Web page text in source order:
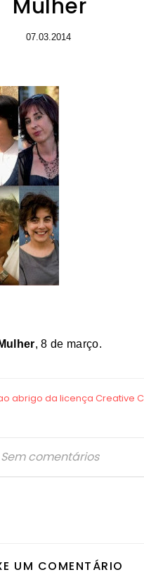
Mulher
07.03.2014
, 8 de março.
Sem comentários
UM COMENTÁRIO